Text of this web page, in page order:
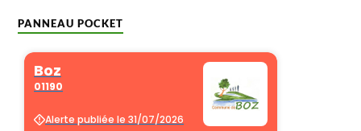
PANNEAU POCKET